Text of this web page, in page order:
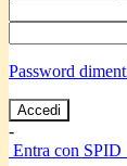
Password
-
Entra con SPID